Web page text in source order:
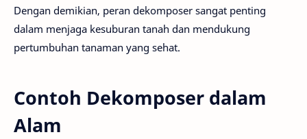
Dengan demikian, peran dekomposer sangat penting
dalam menjaga kesuburan tanah dan mendukung
pertumbuhan tanaman yang sehat.
Contoh Dekomposer dalam
Alam